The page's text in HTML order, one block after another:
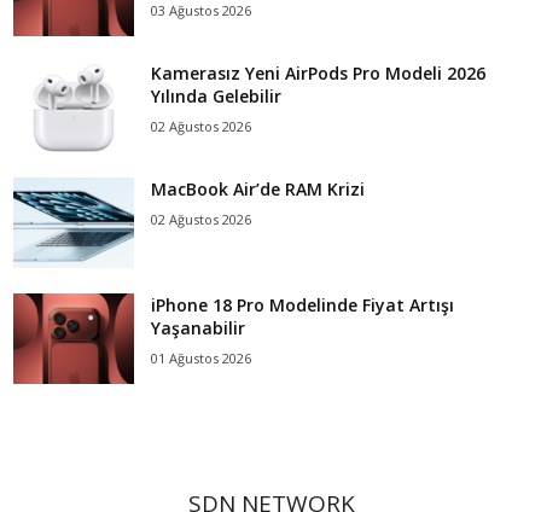
03 Ağustos 2026
Kamerasız Yeni AirPods Pro Modeli 2026
Yılında Gelebilir
02 Ağustos 2026
MacBook Air’de RAM Krizi
02 Ağustos 2026
iPhone 18 Pro Modelinde Fiyat Artışı
Yaşanabilir
01 Ağustos 2026
SDN NETWORK